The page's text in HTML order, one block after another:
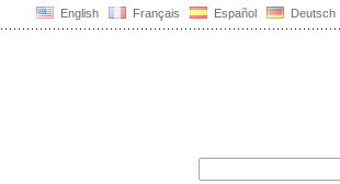
English Français Español Deutsch